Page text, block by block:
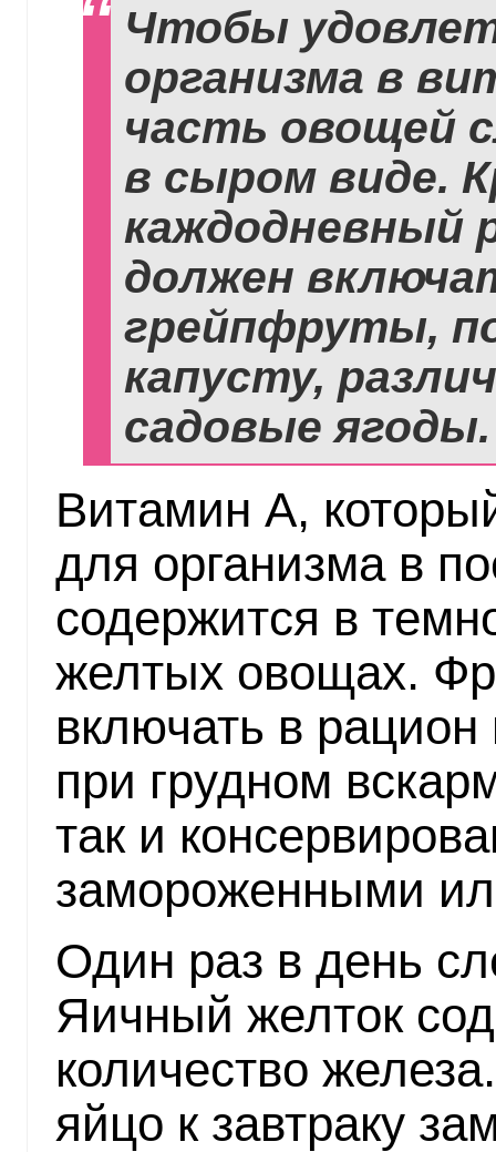
Чтобы
организма в
часть овощей
в сыром виде.
каждодневный
должен
грейпфруты,
капусту,
садовые ягоды.
Витамин А,
для организма в
содержится в
желтых овощах.
включать в
при грудном
так и
замороженными
Один раз в день
Яичный желток
количество
яйцо к завтраку